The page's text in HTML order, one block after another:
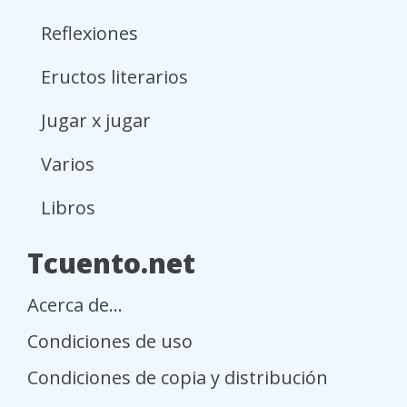
Reflexiones
Eructos literarios
Jugar x jugar
Varios
Libros
Tcuento.net
Acerca de...
Condiciones de uso
Condiciones de copia y distribución